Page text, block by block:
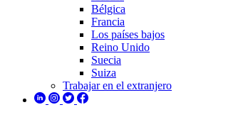
Bélgica
Francia
Los países bajos
Reino Unido
Suecia
Suiza
Trabajar en el extranjero